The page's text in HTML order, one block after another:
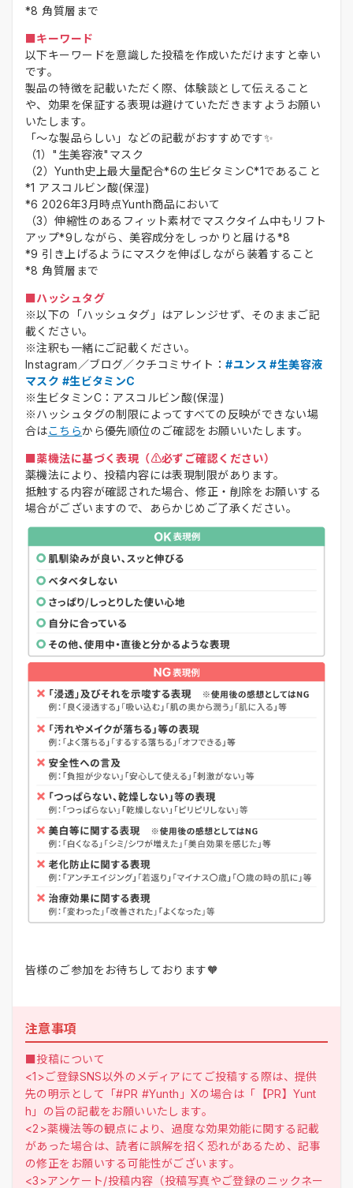
*8 角質層まで
■キーワード
以下キーワードを意識した投稿を作成いただけますと幸い
です。
製品の特徴を記載いただく際、体験談として伝えること
や、効果を保証する表現は避けていただきますようお願い
いたします。
「～な製品らしい」などの記載がおすすめです✨
（1）"生美容液"マスク
（2）Yunth史上最大量配合*6の生ビタミンC*1であること
*1 アスコルビン酸(保湿)
*6 2026年3月時点Yunth商品において
（3）伸縮性のあるフィット素材でマスクタイム中もリフト
アップ*9しながら、美容成分をしっかりと届ける*8
*9 引き上げるようにマスクを伸ばしながら装着すること
*8 角質層まで
■ハッシュタグ
※以下の「ハッシュタグ」はアレンジせず、そのままご記
載ください。
※注釈も一緒にご記載ください。
Instagram／ブログ／クチコミサイト：#ユンス #生美容液
マスク #生ビタミンC
※生ビタミンC：アスコルビン酸(保湿)
※ハッシュタグの制限によってすべての反映ができない場
合はこちらから優先順位のご確認をお願いいたします。
■薬機法に基づく表現（⚠️必ずご確認ください）
薬機法により、投稿内容には表現制限があります。
抵触する内容が確認された場合、修正・削除をお願いする
場合がございますので、あらかじめご了承ください。
皆様のご参加をお待ちしております🧡
注意事項
■投稿について
<1>ご登録SNS以外のメディアにてご投稿する際は、提供
先の明示として「#PR #Yunth」Xの場合は「【PR】Yunt
h」の旨の記載をお願いいたします。
<2>薬機法等の観点により、過度な効果効能に関する記載
があった場合は、読者に誤解を招く恐れがあるため、記事
の修正をお願いする可能性がございます。
<3>アンケート/投稿内容（投稿写真やご登録のニックネー